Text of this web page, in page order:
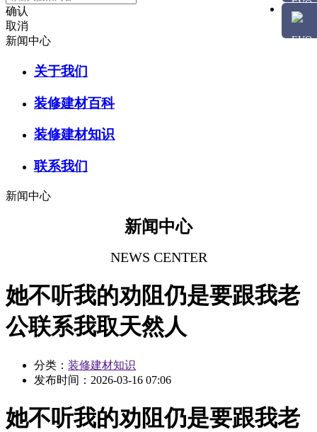
确认
取消
新闻中心
关于我们
装修建材百科
装修建材知识
联系我们
新闻中心
新闻中心
NEWS CENTER
她不听我的劝阻仍是要跟我老
公联系我取天然人
分类： 装修建材知识
发布时间： 2026-03-16 07:06
她不听我的劝阻仍是要跟我老